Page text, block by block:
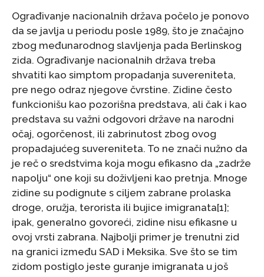
Ograđivanje nacionalnih država počelo je ponovo
da se javlja u periodu posle 1989, što je značajno
zbog međunarodnog slavljenja pada Berlinskog
zida. Ograđivanje nacionalnih država treba
shvatiti kao simptom propadanja suvereniteta,
pre nego odraz njegove čvrstine. Zidine često
funkcionišu kao pozorišna predstava, ali čak i kao
predstava su važni odgovori države na narodni
očaj, ogorčenost, ili zabrinutost zbog ovog
propadajućeg suvereniteta. To ne znači nužno da
je reč o sredstvima koja mogu efikasno da „zadrže
napolju“ one koji su doživljeni kao pretnja. Mnoge
zidine su podignute s ciljem zabrane prolaska
droge, oružja, terorista ili bujice imigranata[1];
ipak, generalno govoreći, zidine nisu efikasne u
ovoj vrsti zabrana. Najbolji primer je trenutni zid
na granici između SAD i Meksika. Sve što se tim
zidom postiglo jeste guranje imigranata u još